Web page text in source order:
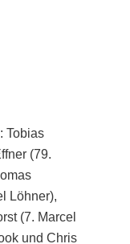
Tobias
(79.
Löhner),
(7. Marcel
und Chris